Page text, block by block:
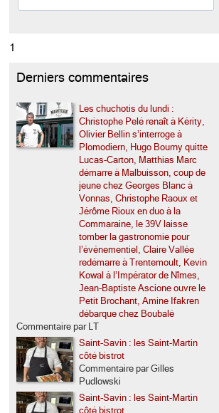
1
Derniers commentaires
Les chuchotis du lundi :
Christophe Pelé renaît à Kérity,
Olivier Bellin s’interroge à
Plomodiern, Hugo Bourny quitte
Lucas-Carton, Matthias Marc
démarre à Malbuisson, coup de
jeune chez Georges Blanc à
Vonnas, Christophe Raoux et
Jérôme Rioux en duo à la
Commaraine, le 39V laisse
tomber la gastronomie pour
l’événementiel, Claire Vallée
redémarre à Trentemoult, Kevin
Kowal à l’Impérator de Nîmes,
Jean-Baptiste Ascione ouvre le
Petit Brochant, Amine Ifakren
débarque chez Boubalé
Commentaire par LT
Saint-Savin : les Saint-Martin
côté bistrot
Commentaire par Gilles
Pudlowski
Saint-Savin : les Saint-Martin
côté bistrot